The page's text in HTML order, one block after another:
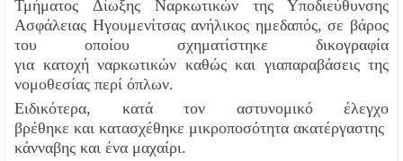
Τμήματος Δίωξης Ναρκωτικών της Υποδιεύθυνσης
Ασφάλειας Ηγουμενίτσας ανήλικος ημεδαπός, σε βάρος
του οποίου σχηματίστηκε δικογραφία
για κατοχή ναρκωτικών καθώς και γιαπαραβάσειςτης
νομοθεσίας περί όπλων.
Ειδικότερα, κατά τον αστυνομικό έλεγχο
βρέθηκε και κατασχέθηκε μικροποσότητα ακατέργαστης
κάνναβης και ένα μαχαίρι.